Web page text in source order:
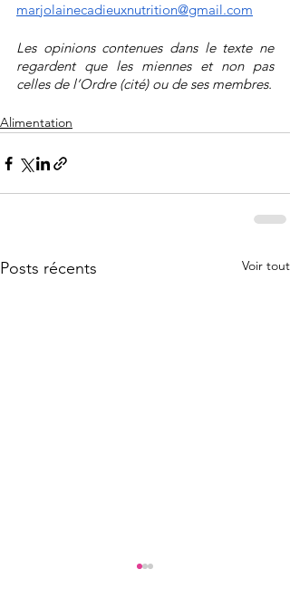
marjolainecadieuxnutrition@gmail.com
Les opinions contenues dans le texte ne
regardent que les miennes et non pas
Alimentation
Posts récents Voir tout